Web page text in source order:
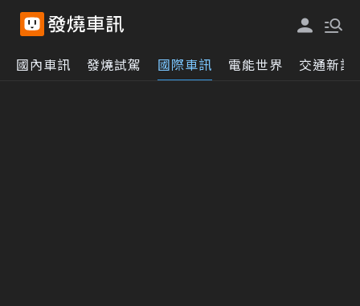
國內車訊 發燒試駕 國際車訊 電能世界 交通新訊